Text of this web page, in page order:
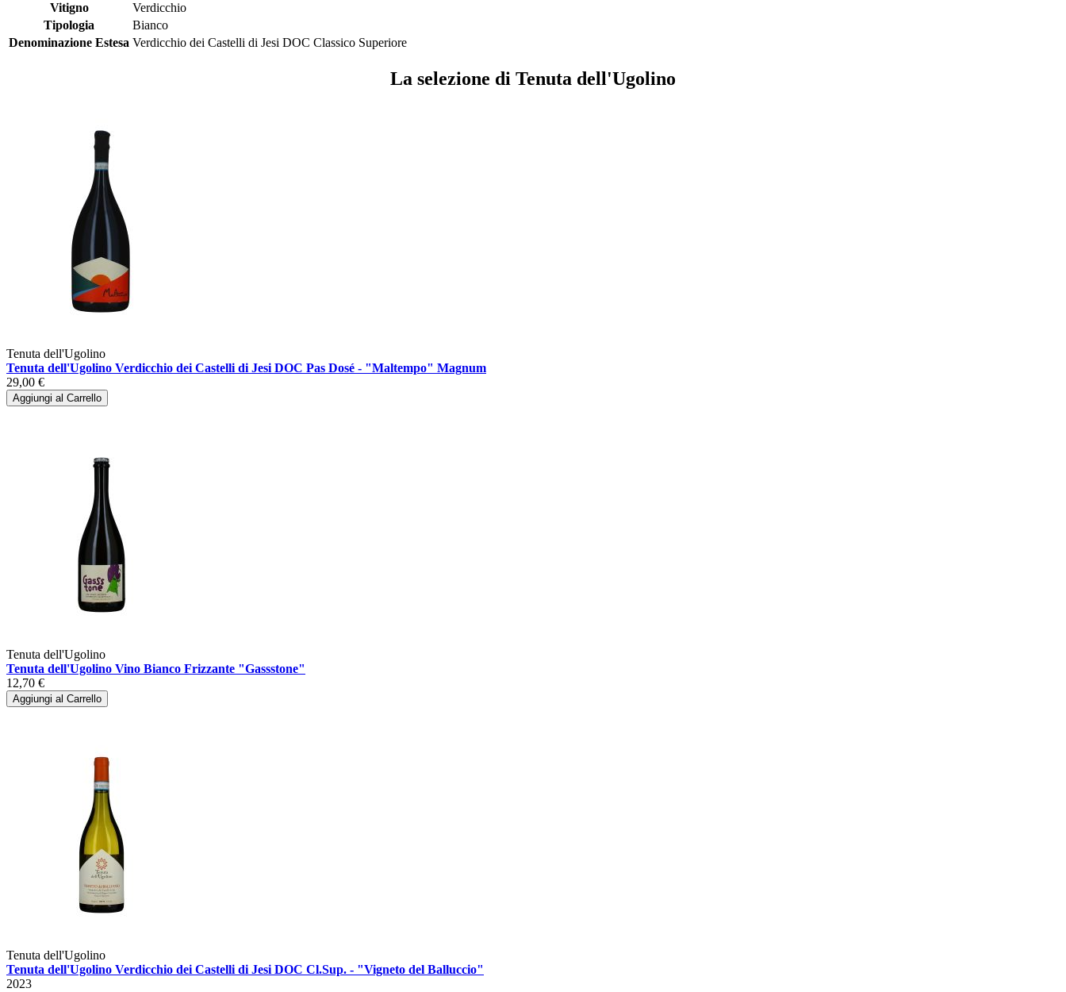
Vitigno
Verdicchio
Tipologia
Bianco
Denominazione Estesa Verdicchio dei Castelli di Jesi DOC Classico Superiore
La selezione di Tenuta dell'Ugolino
Tenuta dell'Ugolino
Tenuta dell'Ugolino Verdicchio dei Castelli di Jesi DOC Pas Dosé - "Maltempo" Magnum
29,00 €
Aggiungi al Carrello
Tenuta dell'Ugolino
Tenuta dell'Ugolino Vino Bianco Frizzante "Gassstone"
12,70 €
Aggiungi al Carrello
Tenuta dell'Ugolino
Tenuta dell'Ugolino Verdicchio dei Castelli di Jesi DOC Cl.Sup. - "Vigneto del Balluccio"
2023